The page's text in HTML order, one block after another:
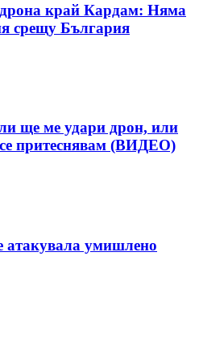
край Кардам: Няма
срещу България
ще ме удари дрон, или
притеснявам (ВИДЕО)
атакувала умишлено